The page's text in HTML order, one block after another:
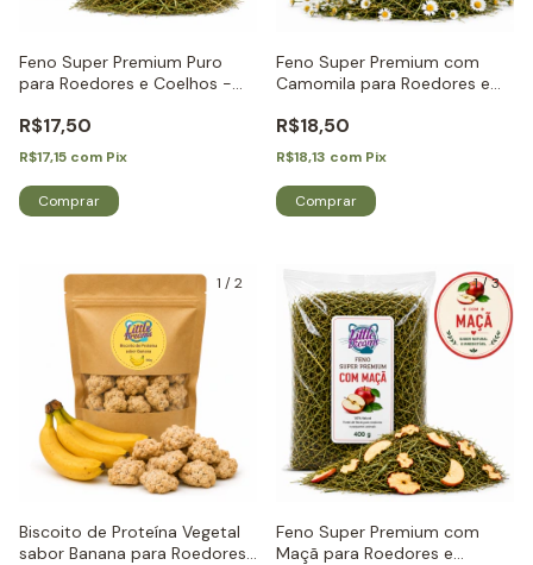
Feno Super Premium Puro
para Roedores e Coelhos -
R$17,50
R$17,15 com Pix
Feno Super Premium com
Camomila para Roedores e
R$18,50
R$18,13 com Pix
1 /2
Biscoito de Proteína Vegetal
sabor Banana para Roedores
1/3
Feno Super Premium com
Maçã para Roedores e